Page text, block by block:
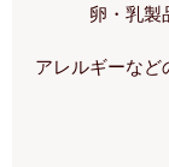
卵・乳製
アレルギーなど